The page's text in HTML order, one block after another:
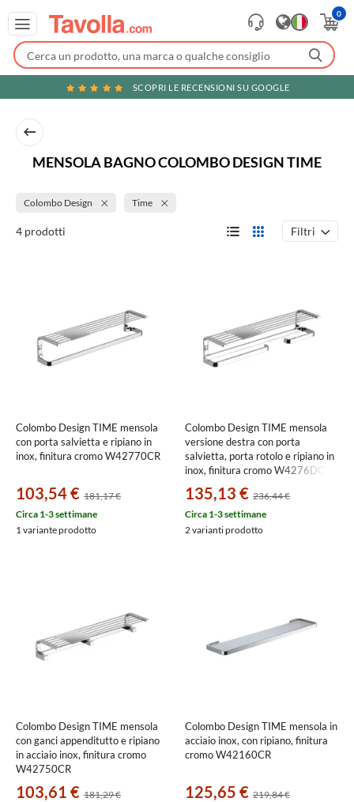
0
SCOPRI LE RECENSIONI SU GOOGLE
MENSOLA BAGNO COLOMBO DESIGN TIME
Colombo Design Time
4 prodotti Filtri
Colombo Design TIME mensola
con porta salvietta e ripiano in
inox, finitura cromo W42770CR
103,54 € 181,17 €
Circa 1-3 settimane
1 variante prodotto
Colombo Design TIME mensola
versione destra con porta
salvietta, porta rotolo e ripiano in
inox, finitura cromo W4276DCR
135,13 € 236,44 €
Circa 1-3 settimane
2 varianti prodotto
Colombo Design TIME mensola
con ganci appenditutto e ripiano
in acciaio inox, finitura cromo
W42750CR
103,61 € 181,29 €
Colombo Design TIME mensola in
acciaio inox, con ripiano, finitura
cromo W42160CR
125,65 € 219,84 €